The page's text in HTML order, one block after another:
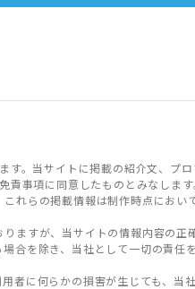
。当サイトに掲載の紹介文、プ
事項に同意したものとみなします
れらの掲載情報は制作時点にお
ますが、当サイトの情報内容の
合を除き、当社として一切の責
者に何らかの損害が生じても、当